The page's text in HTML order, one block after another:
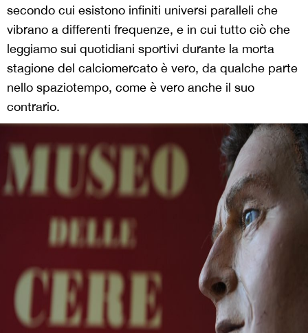
secondo cui esistono infiniti universi paralleli che
vibrano a differenti frequenze, e in cui tutto ciò che
leggiamo sui quotidiani sportivi durante la morta
stagione del calciomercato è vero, da qualche parte
nello spaziotempo, come è vero anche il suo
contrario.